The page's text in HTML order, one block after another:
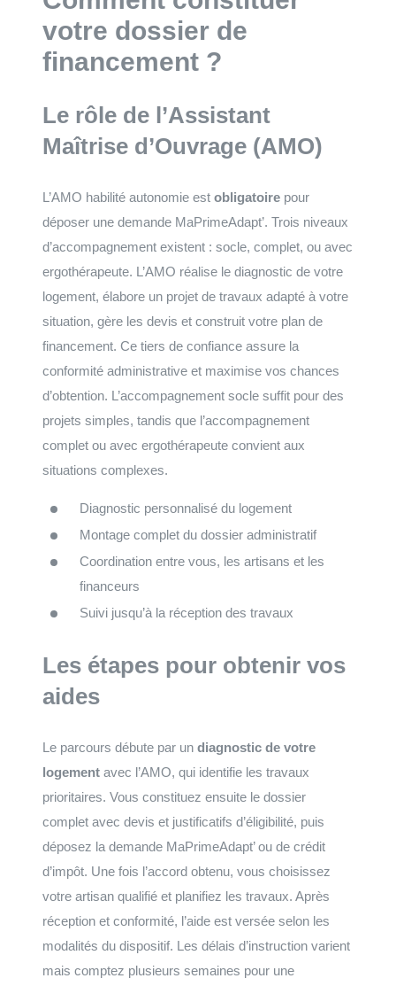
votre dossier de
financement ?
Le rôle de l’Assistant
Maîtrise d’Ouvrage (AMO)
L’AMO habilité autonomie est obligatoire pour
déposer une demande MaPrimeAdapt’. Trois niveaux
d’accompagnement existent : socle, complet, ou avec
ergothérapeute. L’AMO réalise le diagnostic de votre
logement, élabore un projet de travaux adapté à votre
situation, gère les devis et construit votre plan de
financement. Ce tiers de confiance assure la
conformité administrative et maximise vos chances
d’obtention. L’accompagnement socle suffit pour des
projets simples, tandis que l’accompagnement
complet ou avec ergothérapeute convient aux
situations complexes.
Diagnostic personnalisé du logement
Montage complet du dossier administratif
Coordination entre vous, les artisans et les
financeurs
Suivi jusqu’à la réception des travaux
Les étapes pour obtenir vos
aides
Le parcours débute par un diagnostic de votre
logement avec l’AMO, qui identifie les travaux
prioritaires. Vous constituez ensuite le dossier
complet avec devis et justificatifs d’éligibilité, puis
déposez la demande MaPrimeAdapt’ ou de crédit
d’impôt. Une fois l’accord obtenu, vous choisissez
votre artisan qualifié et planifiez les travaux. Après
réception et conformité, l’aide est versée selon les
modalités du dispositif. Les délais d’instruction varient
mais comptez plusieurs semaines pour une